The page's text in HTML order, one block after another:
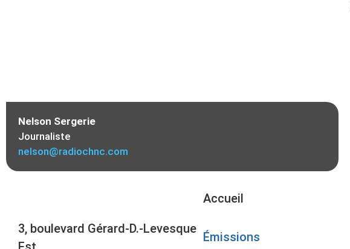
Nelson Sergerie
Journaliste
nelson@radiochnc.com
3, boulevard Gérard-D.-Levesque
Accueil
Émissions